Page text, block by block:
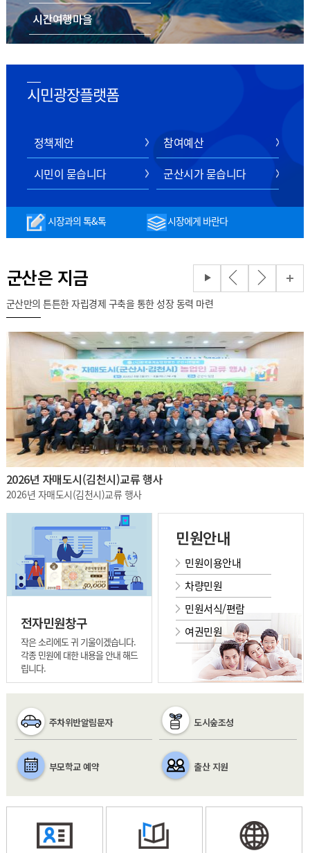
시간여행마을
스마트 관광 전자지도
시민광장플랫폼
정책제안
참여예산
시민이 묻습니다
군산시가 묻습니다
시장과의 톡&톡 시장에게 바란다
군산은 지금
군산만의 튼튼한 자립경제 구축을 통한 성장 동력 마련
2026년 자매도시(김천시)교류 행사
2026년 자매도시(김천시)교류 행사
전자민원창구
작은 소리에도 귀 기울이겠습니다.
각종 민원에 대한 내용을 안내 해드
립니다.
민원안내
민원이용안내
차량민원
민원서식/편람
여권민원
주차위반알림문자
부모학교 예약
도시숲조성
출산 지원